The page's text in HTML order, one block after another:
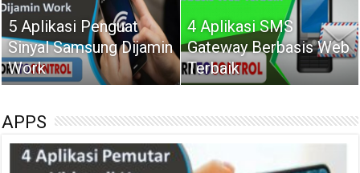
5 Aplikasi Penguat
Sinyal Samsung Dijamin
Work
4 Aplikasi SMS
Gateway Berbasis Web
Terbaik
APPS